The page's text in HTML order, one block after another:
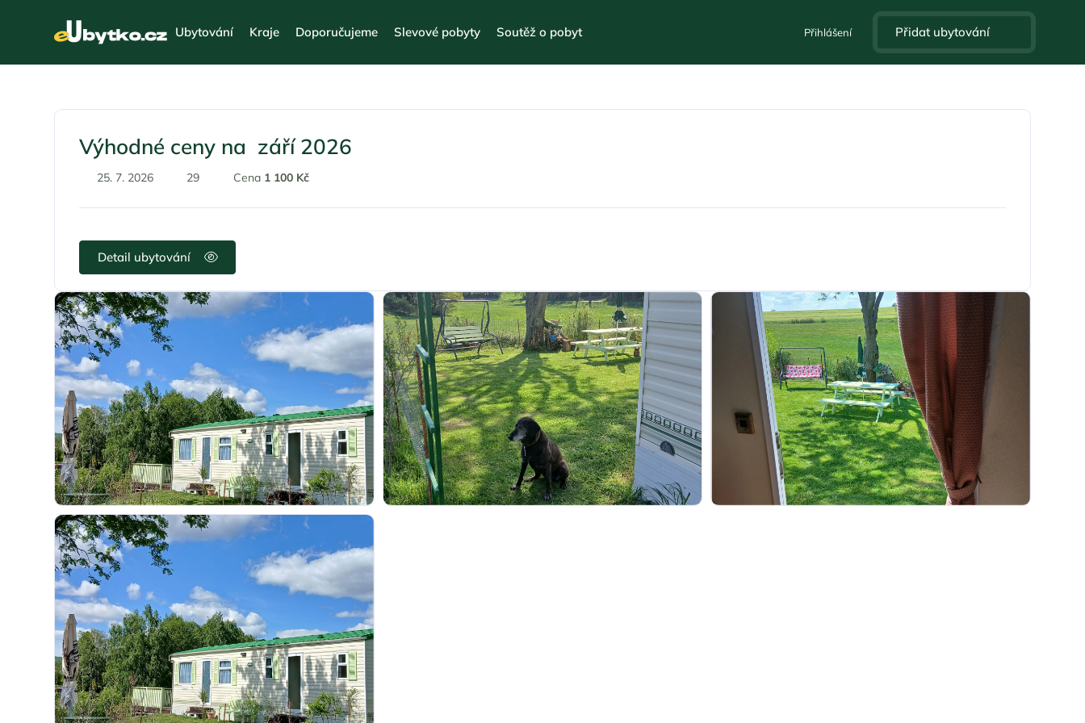
Ubytování Kraje Doporučujeme Slevové pobyty Soutěž o pobyt Přihlášení Přidat ubytování
Výhodné ceny na září 2026
25. 7. 2026 29 Cena 1 100 Kč
Detail ubytování